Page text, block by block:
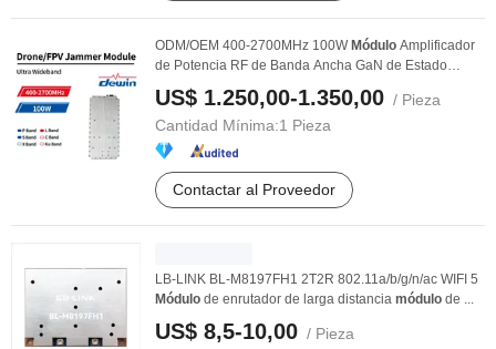
ODM/OEM 400-2700MHz 100W Módulo Amplificador
de Potencia RF de Banda Ancha GaN de Estado
Sólido de ...
US$ 1.250,00-1.350,00 / Pieza
Cantidad Mínima:1 Pieza
Contactar al Proveedor
LB-LINK BL-M8197FH1 2T2R 802.11a/b/g/n/ac WIFI 5
Módulo de enrutador de larga distancia módulo de ...
US$ 8,5-10,00 / Pieza